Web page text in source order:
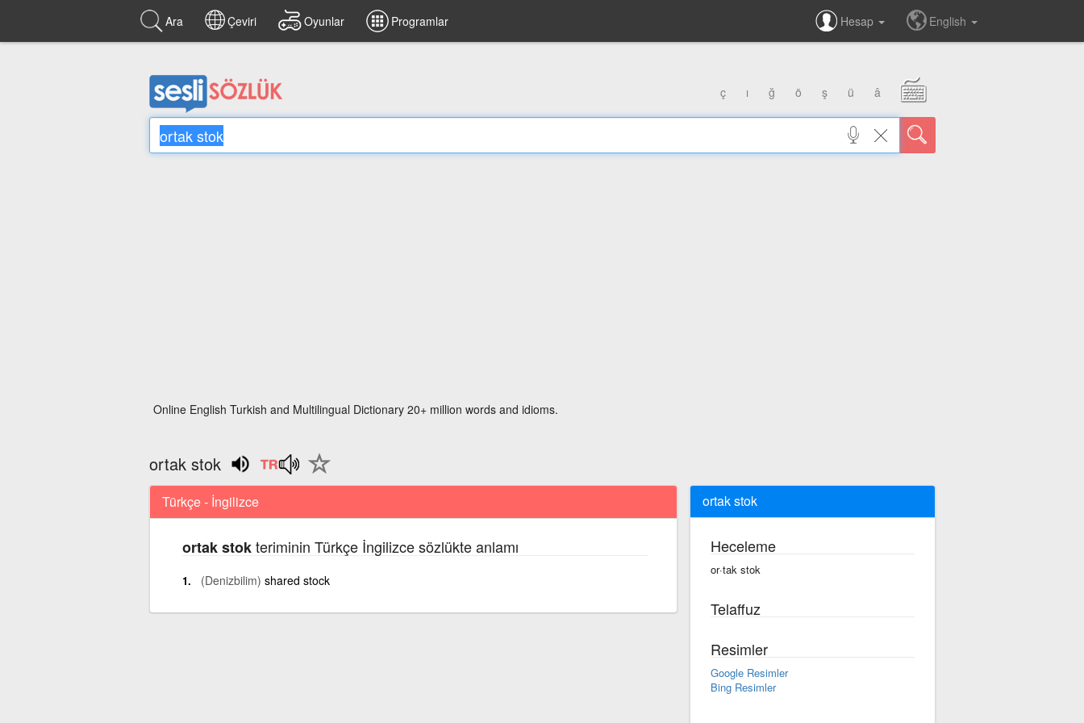
Ara Çeviri Oyunlar Programlar Hesap English
ç ı ğ ö ş ü â
Online English Turkish and Multilingual Dictionary 20+ million words and idioms.
ortak stok
Türkçe - İngilizce
ortak stokteriminin Türkçe İngilizce sözlükte anlamı
(Denizbilim) shared stock
ortak stok
Heceleme
or·tak stok
Telaffuz
Resimler
Google Resimler
Bing Resimler